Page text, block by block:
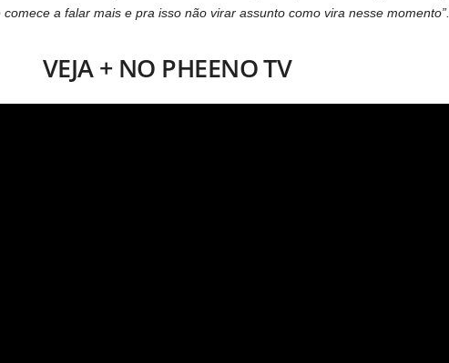
a falar mais e pra isso não virar assunto como vira nesse momento”.
VEJA + NO PHEENO TV